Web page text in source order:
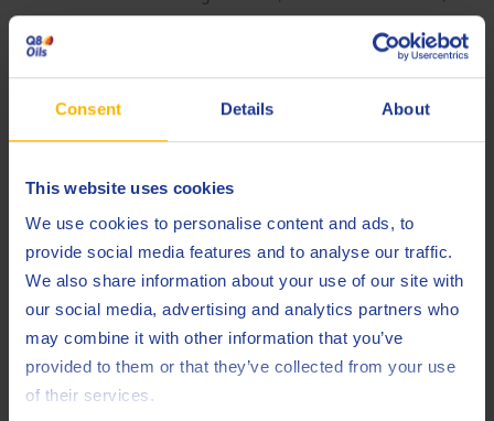
Consent Details About
This website uses cookies
We use cookies to personalise content and ads, to
provide social media features and to analyse our traffic.
We also share information about your use of our site with
our social media, advertising and analytics partners who
may combine it with other information that you’ve
provided to them or that they’ve collected from your use
of their services.
all Ihre Schmiermittel sicher und geschützt zu lagern.
Kommunikation
Eine klare Kommunikation mit Mitarbeitern, Kunden,
Partnern und Stakeholdern ist aus vielen Gründen
entscheidend, von Sicherheit und Produktionseffizienz bis hin
zum kommerziellen Erfolg. Q8Oils hat eine Auswahl an Tools
entwickelt, um sicherzustellen, dass Sie die richtige
Unterstützung für Ihre spezifische Anwendung erhalten.